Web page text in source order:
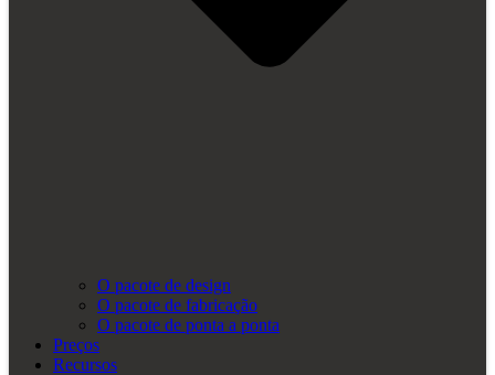
O pacote de design
O pacote de fabricação
O pacote de ponta a ponta
Preços
Recursos